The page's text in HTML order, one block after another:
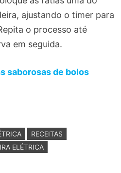
ajustando o timer para
o processo até
em seguida.
saborosas de bolos
RECEITAS
ELÉTRICA